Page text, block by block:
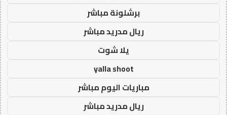
برشلونة مباشر
ريال مدريد مباشر
يلا شوت
yalla shoot
مباريات اليوم مباشر
ريال مدريد مباشر